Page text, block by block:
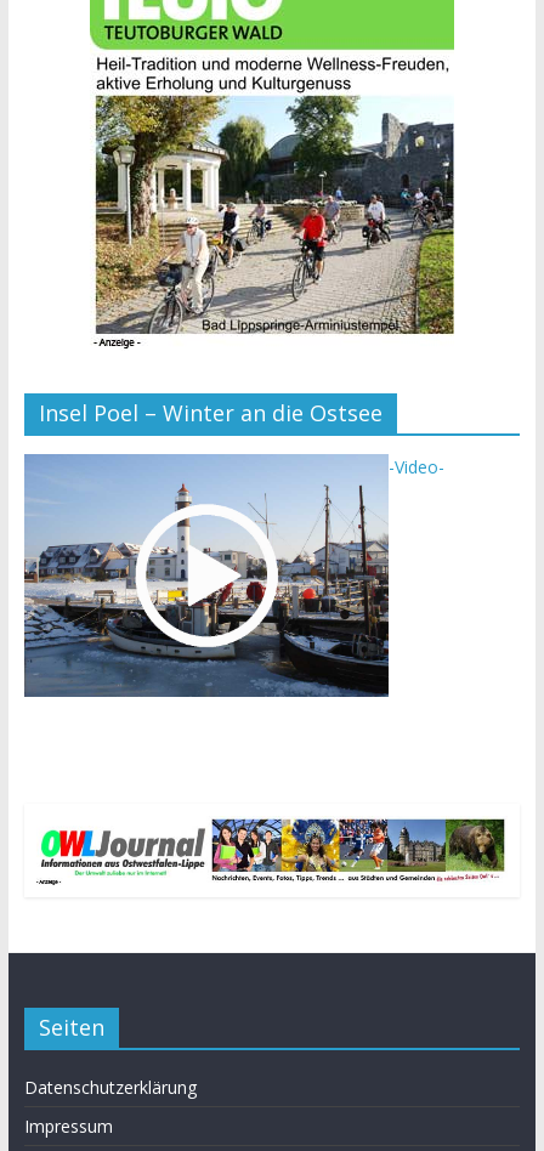
Insel Poel – Winter an die Ostsee
-Video-
Seiten
Datenschutzerklärung
Impressum